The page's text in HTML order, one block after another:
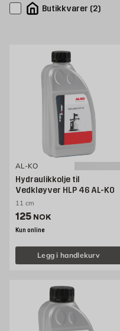
Butikkvarer (2)
AL-KO
Hydraulikkolje til
Vedkløyver HLP 46 AL-KO
11 cm
Pris 125 NOK /stk
125 NOK
Kun online
Legg i handlekurv